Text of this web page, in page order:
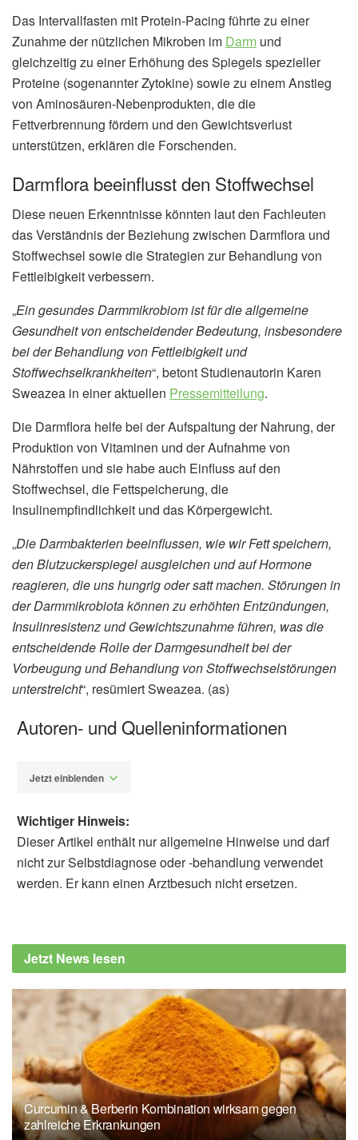
Das Intervallfasten mit Protein-Pacing führte zu einer
Zunahme der nützlichen Mikroben im Darm und
gleichzeitig zu einer Erhöhung des Spiegels spezieller
Proteine (sogenannter Zytokine) sowie zu einem Anstieg
von Aminosäuren-Nebenprodukten, die die
Fettverbrennung fördern und den Gewichtsverlust
unterstützen, erklären die Forschenden.
Darmflora beeinflusst den Stoffwechsel
Diese neuen Erkenntnisse könnten laut den Fachleuten
das Verständnis der Beziehung zwischen Darmflora und
Stoffwechsel sowie die Strategien zur Behandlung von
Fettleibigkeit verbessern.
„Ein gesundes Darmmikrobiom ist für die allgemeine
Gesundheit von entscheidender Bedeutung, insbesondere
bei der Behandlung von Fettleibigkeit und
Stoffwechselkrankheiten“, betont Studienautorin Karen
Sweazea in einer aktuellen Pressemitteilung.
Die Darmflora helfe bei der Aufspaltung der Nahrung, der
Produktion von Vitaminen und der Aufnahme von
Nährstoffen und sie habe auch Einfluss auf den
Stoffwechsel, die Fettspeicherung, die
Insulinempfindlichkeit und das Körpergewicht.
„Die Darmbakterien beeinflussen, wie wir Fett speichern,
den Blutzuckerspiegel ausgleichen und auf Hormone
reagieren, die uns hungrig oder satt machen. Störungen in
der Darmmikrobiota können zu erhöhten Entzündungen,
Insulinresistenz und Gewichtszunahme führen, was die
entscheidende Rolle der Darmgesundheit bei der
Vorbeugung und Behandlung von Stoffwechselstörungen
unterstreicht“, resümiert Sweazea. (as)
Autoren- und Quelleninformationen
Jetzt einblenden
Bowes, Paniz Jasbi, Corrie M. Whisner, et al.:
Gut microbiome remodeling and
protein pacing with intermittent fasting versus
continuous caloric restriction; in: Nature
Communications (veröffentlicht 28.05.2024),
Nature Communications
Arizona State University: Intermittent fasting
shows promise in improving gut health,
weight management (veröffentlicht
Wichtiger Hinweis:
Dieser Artikel enthält nur allgemeine Hinweise und darf
nicht zur Selbstdiagnose oder -behandlung verwendet
werden. Er kann einen Arztbesuch nicht ersetzen.
Jetzt News lesen
Curcumin & Berberin Kombination wirksam gegen
zahlreiche Erkrankungen